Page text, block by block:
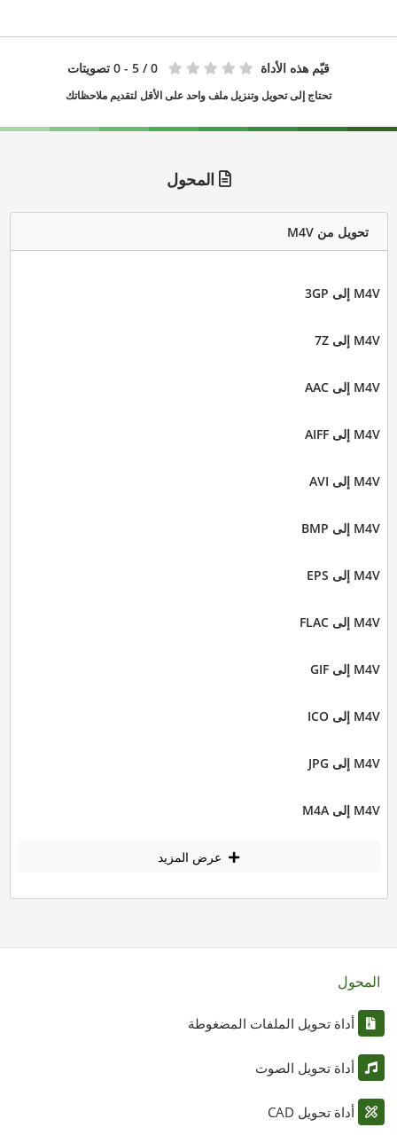
قيّم هذه الأداة 0 / 5 - 0 تصويتات
تحتاج إلى تحويل وتنزيل ملف واحد على الأقل لتقديم ملاحظاتك
المحول
تحويل من M4V
M4V إلى 3GP
M4V إلى 7Z
M4V إلى AAC
M4V إلى AIFF
M4V إلى AVI
M4V إلى BMP
M4V إلى EPS
M4V إلى FLAC
M4V إلى GIF
M4V إلى ICO
M4V إلى JPG
M4V إلى M4A
عرض المزيد
المحول
أداة تحويل الملفات المضغوطة
أداة تحويل الصوت
أداة تحويل CAD